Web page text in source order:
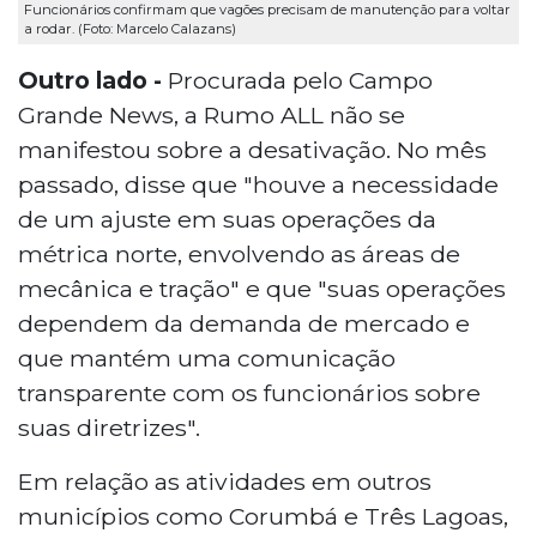
Funcionários confirmam que vagões precisam de manutenção para voltar
a rodar. (Foto: Marcelo Calazans)
Outro lado - Procurada pelo Campo
Grande News, a Rumo ALL não se
manifestou sobre a desativação. No mês
passado, disse que "houve a necessidade
de um ajuste em suas operações da
métrica norte, envolvendo as áreas de
mecânica e tração" e que "suas operações
dependem da demanda de mercado e
que mantém uma comunicação
transparente com os funcionários sobre
suas diretrizes".
Em relação as atividades em outros
municípios como Corumbá e Três Lagoas,